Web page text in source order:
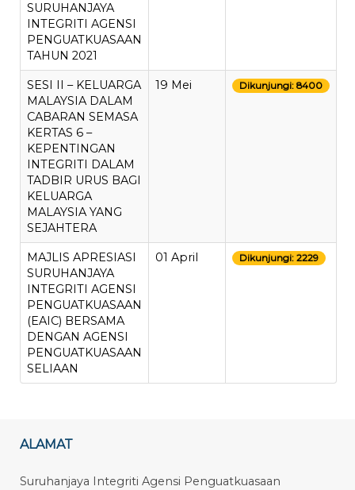
SURUHANJAYA
INTEGRITI AGENSI
PENGUATKUASAAN
TAHUN 2021
SESI II – KELUARGA
MALAYSIA DALAM
CABARAN SEMASA
KERTAS 6 –
KEPENTINGAN
INTEGRITI DALAM
TADBIR URUS BAGI
KELUARGA
MALAYSIA YANG
SEJAHTERA
19 Mei Dikunjungi: 8400
MAJLIS APRESIASI
SURUHANJAYA
INTEGRITI AGENSI
PENGUATKUASAAN
(EAIC) BERSAMA
DENGAN AGENSI
PENGUATKUASAAN
SELIAAN
01 April Dikunjungi: 2229
ALAMAT
Suruhanjaya Integriti Agensi Penguatkuasaan